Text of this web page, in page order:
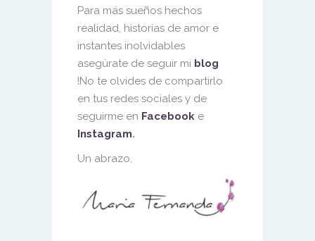
Para más sueños hechos
realidad, historias de amor e
instantes inolvidables
asegúrate de seguir mi blog
!No te olvides de compartirlo
en tus redes sociales y de
seguirme en Facebook e
Instagram.
Un abrazo,